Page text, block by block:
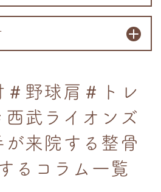
＃野球肩＃トレ
武ライオンズ
が来院する整骨
るコラム一覧